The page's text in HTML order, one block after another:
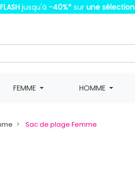
jusqu'à -40%* sur une sélection
FEMME HOMME
Sac de plage Femme